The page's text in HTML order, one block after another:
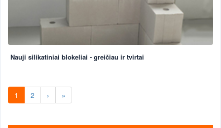
Nauji silikatiniai blokeliai - greičiau ir tvirtai
1 2 › »